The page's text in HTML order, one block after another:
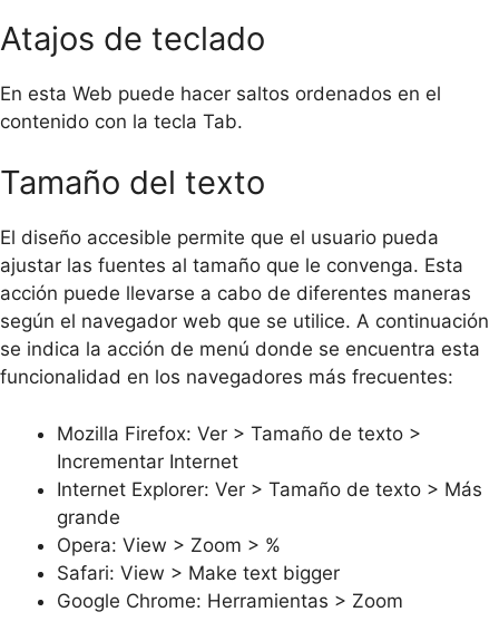
Atajos de teclado
En esta Web puede hacer saltos ordenados en el
contenido con la tecla Tab.
Tamaño del texto
El diseño accesible permite que el usuario pueda
ajustar las fuentes al tamaño que le convenga. Esta
acción puede llevarse a cabo de diferentes maneras
según el navegador web que se utilice. A continuación
se indica la acción de menú donde se encuentra esta
funcionalidad en los navegadores más frecuentes:
Mozilla Firefox: Ver > Tamaño de texto >
Incrementar Internet
Internet Explorer: Ver > Tamaño de texto > Más
grande
Opera: View > Zoom > %
Safari: View > Make text bigger
Google Chrome: Herramientas > Zoom